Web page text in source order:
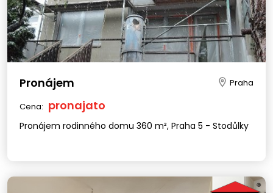
Pronájem Praha
Cena: pronajato
Pronájem rodinného domu 360 m², Praha 5 - Stodůlky